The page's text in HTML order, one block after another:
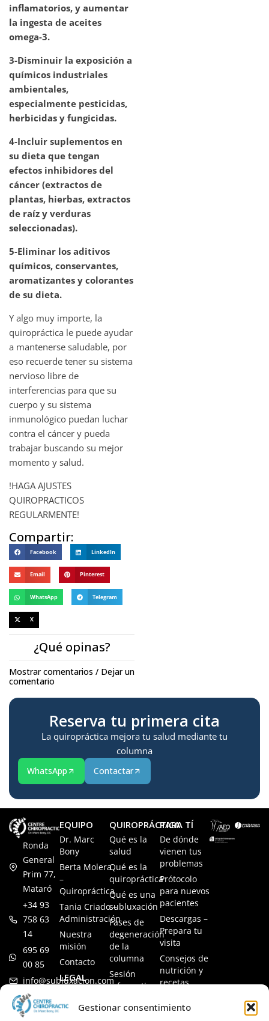
Gestionar consentimiento
inflamatorios, y aumentar
la ingesta de aceites
omega-3.
3-Disminuir la exposición a
químicos industriales
ambientales,
especialmente pesticidas,
herbicidas y fungicidas.
4-Incluir suplementos en
su dieta que tengan
efectos inhibidores del
cáncer (extractos de
plantas, hierbas, extractos
de raíz y verduras
seleccionadas).
5-Eliminar los aditivos
químicos, conservantes,
aromatizantes y colorantes
de su dieta.
Y algo muy importe, la
quiropráctica le puede ayudar
a mantenerse saludable, por
eso recuerde tener su sistema
nervioso libre de
interferencias para que su
cuerpo y su sistema
inmunológico puedan luchar
contra el cáncer y pueda
trabajar buscando su mejor
momento y salud.
!HAGA AJUSTES
QUIROPRACTICOS
REGULARMENTE!
Compartir:
Facebook LinkedIn
Email Pinterest
WhatsApp Telegram
X
¿Qué opinas?
Mostrar comentarios / Dejar un
comentario
Reserva tu primera cita
La quiropráctica mejora tu salud mediante tu
columna
WhatsApp Contactar
Ronda
General
Prim 77,
Mataró
+34 93
758 63
14
695 69
00 85
info@subluxacion.com
EQUIPO
Dr. Marc
Bony
Berta Molera
–
Quiropráctica
Tania Criado –
Administración
Nuestra
misión
Contacto
LEGAL
Política de
QUIROPRÁCTICA
Qué es la
salud
Qué es la
quiropráctica
Qué es una
subluxación
Fases de
degeneración
de la
columna
Sesión
informativa
para familias
PARA TÍ
De dónde
vienen tus
problemas
Prótocolo
para nuevos
pacientes
Descargas –
Prepara tu
visita
Consejos de
nutrición y
recetas
frecuentes